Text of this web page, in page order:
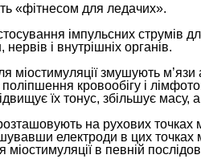
«фітнесом для ледачих».
імпульсних струмів
і внутрішніх органів.
міостимуляції змушують
кровообігу і
їх тонус, збільшує
на рухових точках
електроди в цих
міостимуляції в певній